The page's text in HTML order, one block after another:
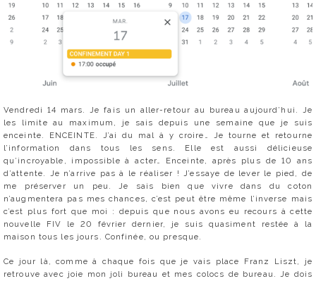
Vendredi 14 mars. Je fais un aller-retour au bureau aujourd’hui. Je
les limite au maximum, je sais depuis une semaine que je suis
enceinte. ENCEINTE. J’ai du mal à y croire… Je tourne et retourne
l’information dans tous les sens. Elle est aussi délicieuse
qu’incroyable, impossible à acter… Enceinte, après plus de 10 ans
d’attente. Je n’arrive pas à le réaliser ! J’essaye de lever le pied, de
me préserver un peu. Je sais bien que vivre dans du coton
n’augmentera pas mes chances, c’est peut être même l’inverse mais
c’est plus fort que moi : depuis que nous avons eu recours à cette
nouvelle FIV le 20 février dernier, je suis quasiment restée à la
maison tous les jours. Confinée, ou presque.
Ce jour là, comme à chaque fois que je vais place Franz Liszt, je
retrouve avec joie mon joli bureau et mes colocs de bureau. Je dois